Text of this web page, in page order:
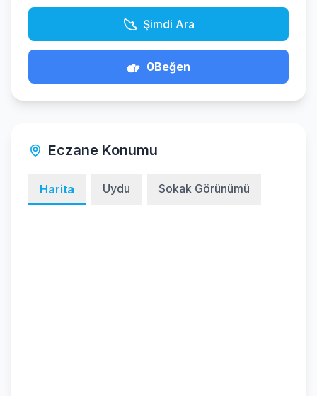
Şimdi Ara
0Beğen
Eczane Konumu
Harita Uydu Sokak Görünümü